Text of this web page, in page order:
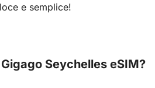
e semplice!
Seychelles eSIM?